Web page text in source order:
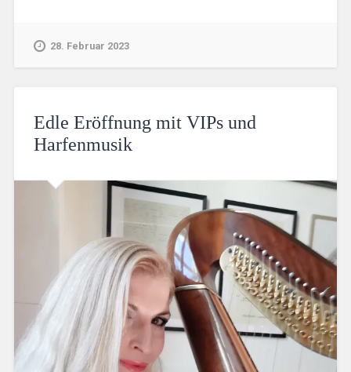
28. Februar 2023
Edle Eröffnung mit VIPs und
Harfenmusik